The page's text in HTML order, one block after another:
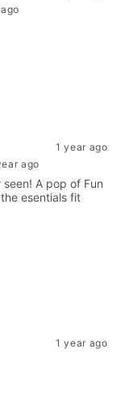
1 year ago
ago
A pop of Fun
esentials fit
1 year ago